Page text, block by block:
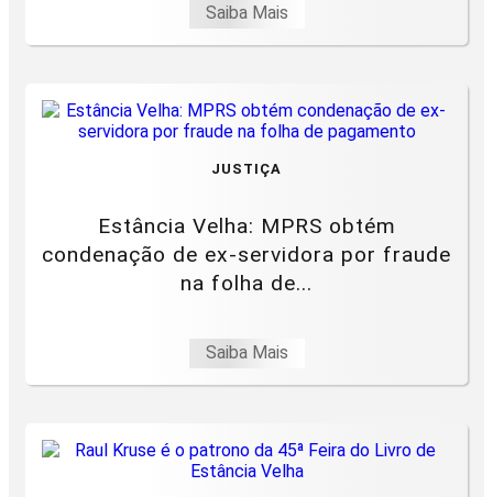
Saiba Mais
JUSTIÇA
Estância Velha: MPRS obtém
condenação de ex-servidora por fraude
na folha de...
Saiba Mais